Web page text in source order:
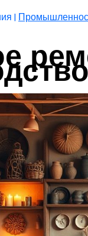
|